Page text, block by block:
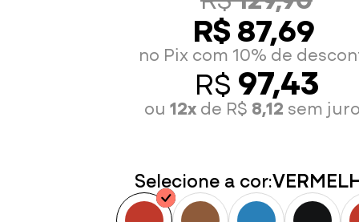
R$ 87,69
no Pix com 10% de
R$ 97,43
ou 12xde R$ 8,12 sem
Selecione a cor: